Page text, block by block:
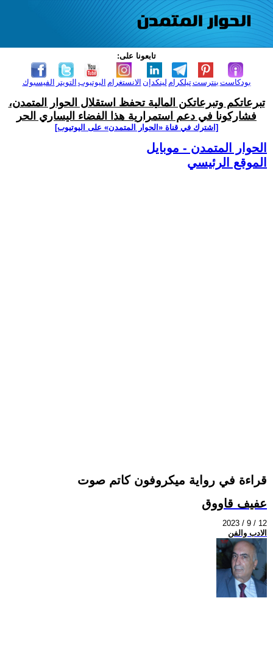
تابعونا على:
الفيسبوك التويتر اليوتيوب الانستغرام لينكدإن تيلكرامبنترست بودكاست
تبرعاتكم وتبرعاتكن المالية تحفظ استقلال الحوار المتمدن،
فشاركونا في دعم استمرارية هذا الفضاء اليساري الحر
[اشترك في قناة ‫«الحوار المتمدن» على اليوتيوب]
الحوار المتمدن - موبايل
الموقع الرئيسي
قراءة في رواية ميكروفون كاتم صوت
عفيف قاووق
2023 / 9 / 12
الادب والفن